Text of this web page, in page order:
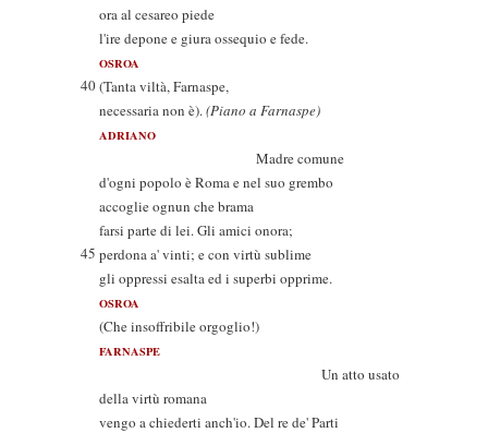
ora al cesareo piede
l'ire depone e giura ossequio e fede.
OSROA
40(Tanta viltà, Farnaspe,
necessaria non è).(Piano a Farnaspe)
ADRIANO
Madre comune
d'ogni popolo è Roma e nel suo grembo
accoglie ognun che brama
farsi parte di lei. Gli amici onora;
45 perdona a' vinti; e con virtù sublime
gli oppressi esalta ed i superbi opprime.
OSROA
(Che insoffribile orgoglio!)
FARNASPE
Un atto usato
della virtù romana
vengo a chiederti anch'io. Del re de' Parti